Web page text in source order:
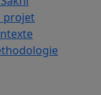
projet